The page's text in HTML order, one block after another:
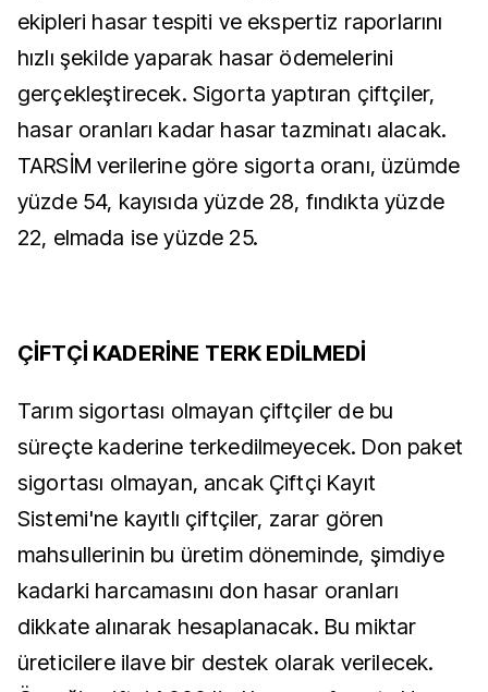
ekipleri hasar tespiti ve ekspertiz raporlarını
hızlı şekilde yaparak hasar ödemelerini
gerçekleştirecek. Sigorta yaptıran çiftçiler,
hasar oranları kadar hasar tazminatı alacak.
TARSİM verilerine göre sigorta oranı, üzümde
yüzde 54, kayısıda yüzde 28, fındıkta yüzde
22, elmada ise yüzde 25.
ÇİFTÇİ KADERİNE TERK EDİLMEDİ
Tarım sigortası olmayan çiftçiler de bu
süreçte kaderine terkedilmeyecek. Don paket
sigortası olmayan, ancak Çiftçi Kayıt
Sistemi'ne kayıtlı çiftçiler, zarar gören
mahsullerinin bu üretim döneminde, şimdiye
kadarki harcamasını don hasar oranları
dikkate alınarak hesaplanacak. Bu miktar
üreticilere ilave bir destek olarak verilecek.